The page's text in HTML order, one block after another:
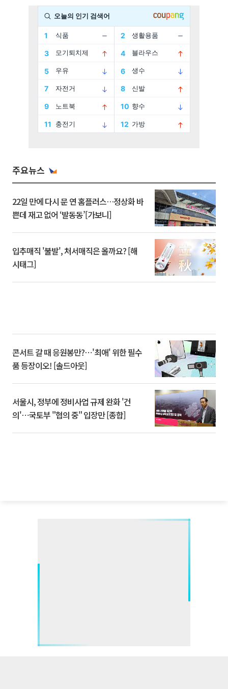
주요뉴스
22일 만에 다시 문 연 홈플러스…정상화 바
쁜데 재고 없어 ‘발동동’[가보니]
입추매직 '불발', 처서매직은 올까요? [해
시태그]
콘서트 갈 때 응원봉만?⋯'최애' 위한 필수
품 등장이오! [솔드아웃]
서울시, 정부에 정비사업 규제 완화 '건
의'⋯국토부 "협의 중" 입장만 [종합]